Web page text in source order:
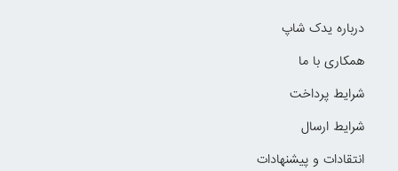
درباره یدک شاپ
همکاری با ما
شرایط پرداخت
شرایط ارسال
انتقادات و پیشنهادات